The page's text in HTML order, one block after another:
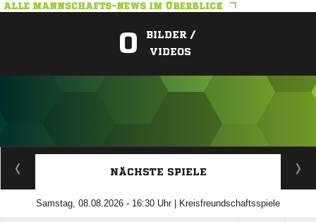
ALLE MANNSCHAFTS-NEWS IM ÜBERBLICK
0
BILDER /
VIDEOS
ANZEIGE
NÄCHSTE SPIELE
Samstag, 08.08.2026 - 16:30 Uhr | Kreisfreundschaftsspiele